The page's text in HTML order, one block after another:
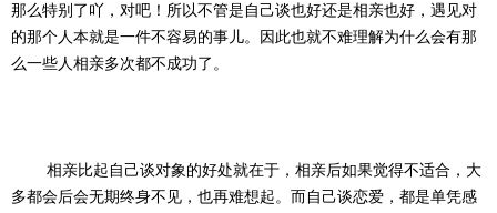
那么特别了吖，对吧！所以不管是自己谈也好还是相亲也好，遇见对
的那个人本就是一件不容易的事儿。因此也就不难理解为什么会有那
么一些人相亲多次都不成功了。
相亲比起自己谈对象的好处就在于，相亲后如果觉得不适合，大
多都会后会无期终身不见，也再难想起。而自己谈恋爱，都是单凭感